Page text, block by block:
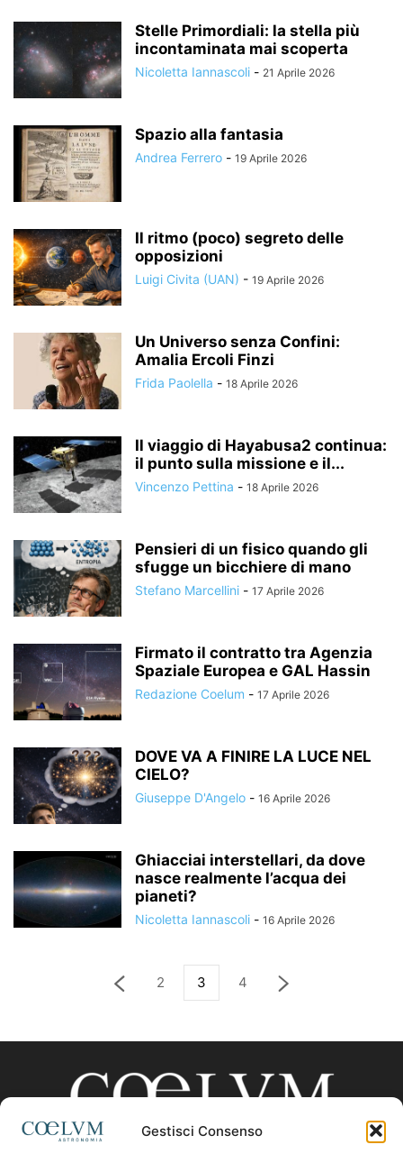
Gestisci Consenso
Stelle Primordiali: la stella più
incontaminata mai scoperta
Nicoletta Iannascoli - 21 Aprile 2026
Spazio alla fantasia
Andrea Ferrero - 19 Aprile 2026
Il ritmo (poco) segreto delle
opposizioni
Luigi Civita (UAN) - 19 Aprile 2026
Un Universo senza Confini:
Amalia Ercoli Finzi
Frida Paolella - 18 Aprile 2026
Il viaggio di Hayabusa2 continua:
il punto sulla missione e il...
Vincenzo Pettina - 18 Aprile 2026
Pensieri di un fisico quando gli
sfugge un bicchiere di mano
Stefano Marcellini - 17 Aprile 2026
Firmato il contratto tra Agenzia
Spaziale Europea e GAL Hassin
Redazione Coelum - 17 Aprile 2026
DOVE VA A FINIRE LA LUCE NEL
CIELO?
Giuseppe D'Angelo - 16 Aprile 2026
Ghiacciai interstellari, da dove
nasce realmente l’acqua dei
pianeti?
Nicoletta Iannascoli - 16 Aprile 2026
2 3 4